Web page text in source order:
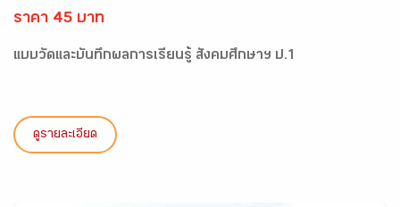
ราคา 45 บาท
แบบวัดและบันทึกผลการเรียนรู้ สังคมศึกษาฯ ป.1
ดูรายละเอียด